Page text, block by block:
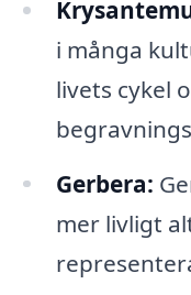
i många
livets cykel
Gerbera:
mer livligt